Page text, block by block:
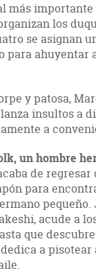
más
los
se asignan
para ahuyentar
y patosa,
insultos a
a
un hombre
de regresar
para
pequeño.
acude a
que
a pisotear